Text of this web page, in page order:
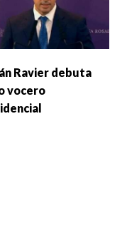
Ravier debuta
vocero